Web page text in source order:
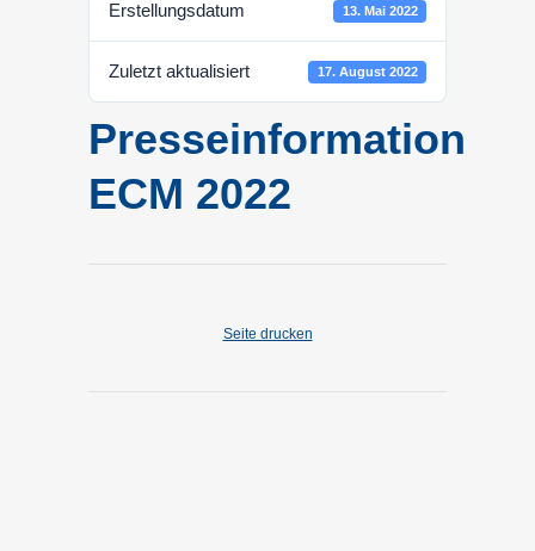
Erstellungsdatum 13. Mai 2022
Zuletzt aktualisiert 17. August 2022
Presseinformation
ECM 2022
Seite drucken